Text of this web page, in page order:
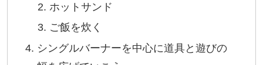
ホットサンド
ご飯を炊く
シングルバーナーを中心に道具と遊びの